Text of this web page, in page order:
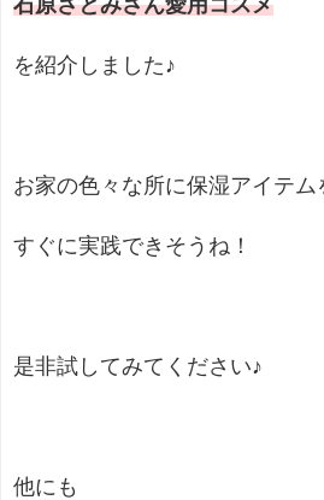
石原さとみさん愛用コスメ
を紹介しました♪
お家の色々な所に保湿アイテム
すぐに実践できそうね！
是非試してみてください♪
他にも